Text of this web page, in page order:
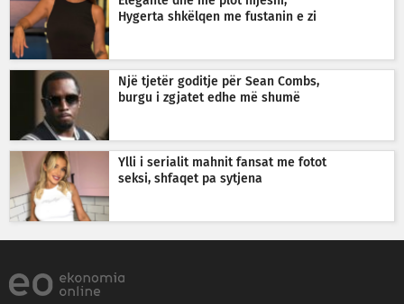
Hygerta shkëlqen me fustanin e zi
Një tjetër goditje për Sean Combs,
burgu i zgjatet edhe më shumë
Ylli i serialit mahnit fansat me fotot
seksi, shfaqet pa sytjena